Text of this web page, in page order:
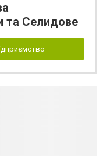
та Селидове